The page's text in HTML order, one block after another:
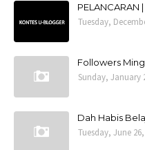
PELANCARAN
Tuesday,
Followers
Sunday, January
Dah Habis
Tuesday, June